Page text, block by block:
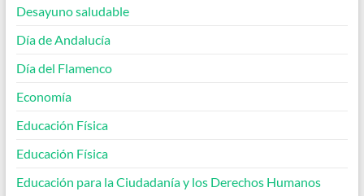
Desayuno saludable
Día de Andalucía
Día del Flamenco
Economía
Educación Física
Educación Física
Educación para la Ciudadanía y los Derechos Humanos